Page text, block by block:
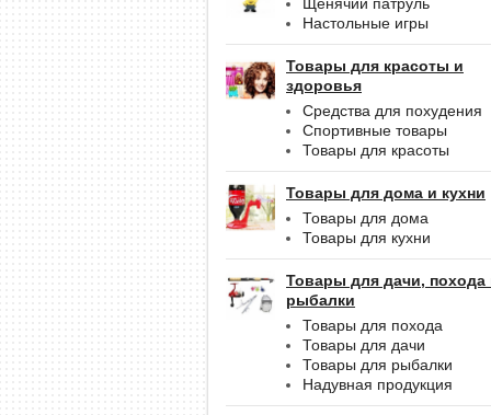
Настольные игры
Товары для красоты и
здоровья
Средства для похудения
Спортивные товары
Товары для красоты
Товары для дома и кухни
Товары для дома
Товары для кухни
Товары для дачи, похода
рыбалки
Товары для похода
Товары для дачи
Товары для рыбалки
Надувная продукция